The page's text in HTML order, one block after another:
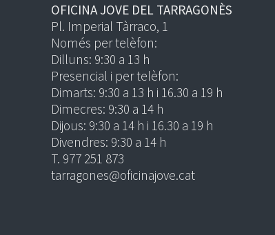
OFICINA JOVE DEL TARRAGONÈS
Pl. Imperial Tàrraco, 1
Només per telèfon:
Dilluns: 9:30 a 13 h
Presencial i per telèfon:
Dimarts: 9:30 a 13 h i 16.30 a 19 h
Dimecres: 9:30 a 14 h
Dijous: 9:30 a 14 h i 16.30 a 19 h
Divendres: 9:30 a 14 h
T. 977 251 873
tarragones@oficinajove.cat